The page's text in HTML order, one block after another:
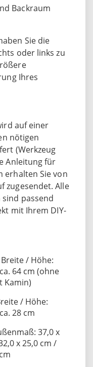
Backraum
Sie die
oder links zu
Ihres
auf einer
nötigen
(Werkzeug
Anleitung für
erhalten Sie von
zugesendet. Alle
passend
mit Ihrem DIY-
/ Höhe:
64 cm (ohne
Kamin)
/ Höhe:
28 cm
37,0 x
x 25,0 cm /